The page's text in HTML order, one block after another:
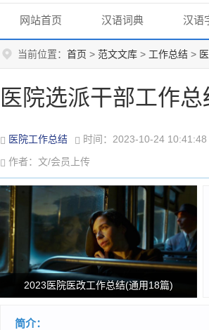
网站首页 汉语词典 汉语
当前位置： 首页 > 范文文库 > 工作总结 >
医院选派干部工作
医院工作总结 时间：2023-10-24 10:41:48
作者：文/会员上传
2023医院医改工作总结(通用18篇)
简介：